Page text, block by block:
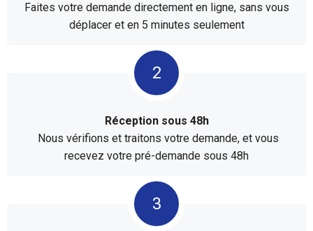
Faites votre demande directement en ligne, sans vous
déplacer et en 5 minutes seulement
Réception sous 48h
Nous vérifions et traitons votre demande, et vous
recevez votre pré-demande sous 48h